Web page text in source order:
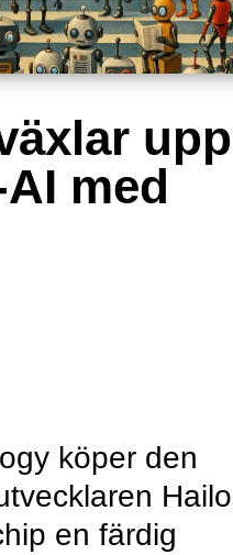
upp
med
köper den
en färdig